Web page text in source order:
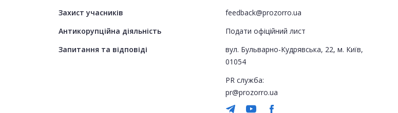
Захист учасників
Антикорупційна діяльність
Запитання та відповіді
feedback@prozorro.ua
Подати офіційний лист
вул. Бульварно-Кудрявська, 22, м. Київ,
01054
PR служба:
pr@prozorro.ua